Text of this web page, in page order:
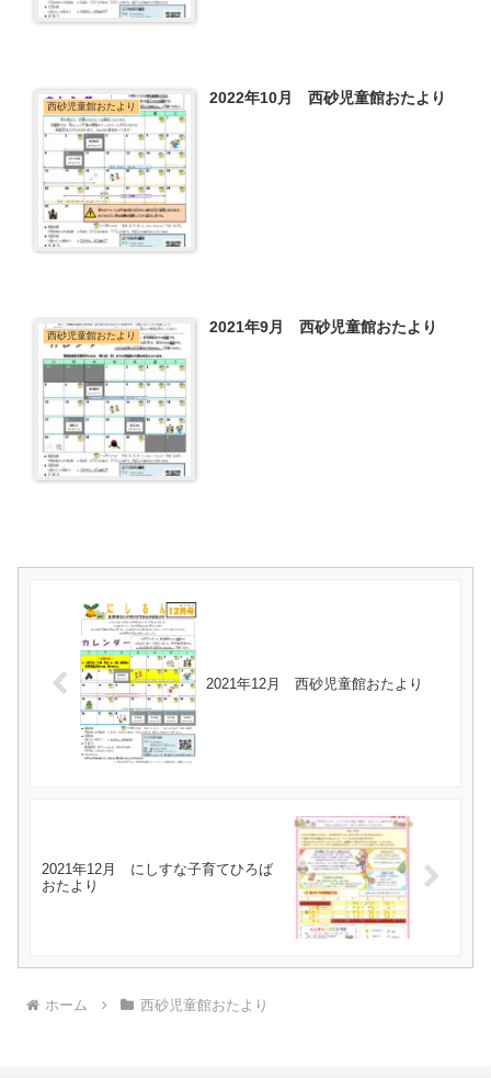
西砂児童館おたより 2022年10月 西砂児童館おたより
西砂児童館おたより 2021年9月 西砂児童館おたより
2021年12月 西砂児童館おたより
2021年12月 にしすな子育てひろば
おたより
ホーム 西砂児童館おたより